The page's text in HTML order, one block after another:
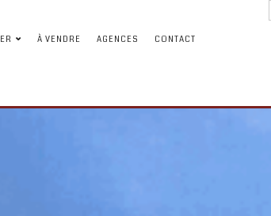
À VENDRE AGENCES CONTACT